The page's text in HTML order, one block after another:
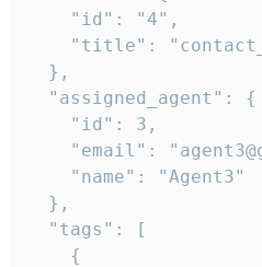
    "id": "4",
"title":
  },
  "assigned_agent": {
    "id": 3,
"email":
    "name": "Agent3"
  },
  "tags": [
    {